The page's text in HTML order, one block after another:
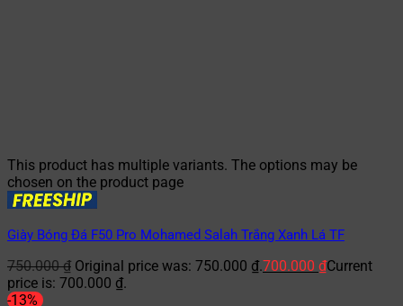
This product has multiple variants. The options may be
chosen on the product page
Giày Bóng Đá F50 Pro Mohamed Salah Trắng Xanh Lá TF
750.000₫ Original price was: 750.000 ₫.700.000 ₫Current
price is: 700.000 ₫.
-13%